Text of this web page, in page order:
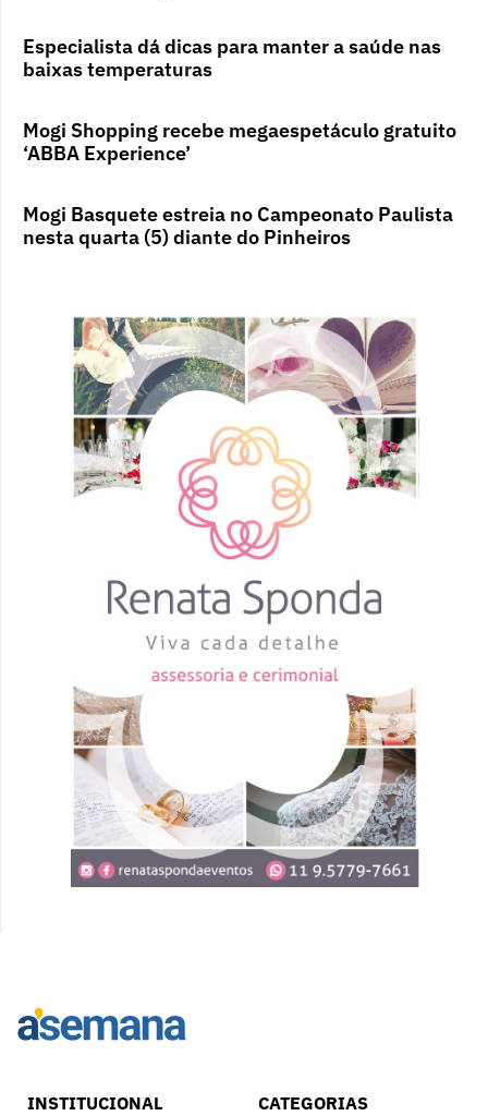
Especialista dá dicas para manter a saúde nas
baixas temperaturas
Mogi Shopping recebe megaespetáculo gratuito
‘ABBA Experience’
Mogi Basquete estreia no Campeonato Paulista
nesta quarta (5) diante do Pinheiros
INSTITUCIONAL CATEGORIAS